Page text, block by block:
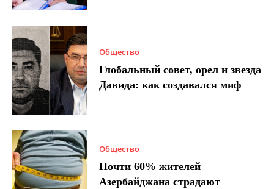
Общество
Глобальный совет, орел и звезда
Давида: как создавался миф
Общество
Почти 60% жителей
Азербайджана страдают